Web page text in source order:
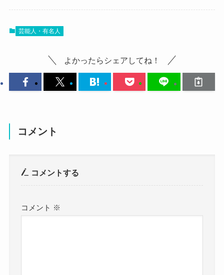
ら始めていきます。
芸能人・有名人
よかったらシェアしてね！
コメント
コメントする
コメント ※